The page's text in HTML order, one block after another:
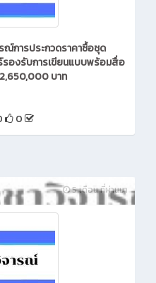
ณ์การประกวดราคาซื้อชุด
องรับการเขียนแบบพร้อมสื่อ
บาท
0
5 เดือน ที่ผ่านมา